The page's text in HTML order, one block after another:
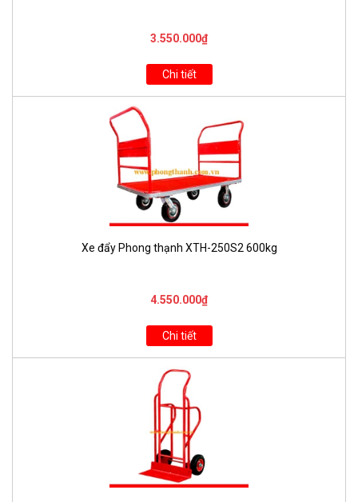
3.550.000₫
Chi tiết
Xe đẩy Phong thạnh XTH-250S2 600kg
4.550.000₫
Chi tiết